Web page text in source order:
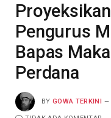
Pengurus
Bapas
Perdana
BY GOWA TERKINI